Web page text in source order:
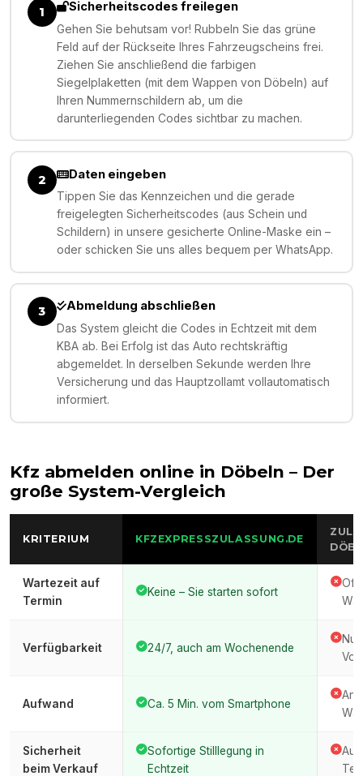
1 Sicherheitscodes freilegen
Gehen Sie behutsam vor! Rubbeln Sie das grüne
Feld auf der Rückseite Ihres Fahrzeugscheins frei.
Ziehen Sie anschließend die farbigen
Siegelplaketten (mit dem Wappen von Döbeln) auf
Ihren Nummernschildern ab, um die
darunterliegenden Codes sichtbar zu machen.
2 Daten eingeben
Tippen Sie das Kennzeichen und die gerade
freigelegten Sicherheitscodes (aus Schein und
Schildern) in unsere gesicherte Online-Maske ein –
oder schicken Sie uns alles bequem per WhatsApp.
3 Abmeldung abschließen
Das System gleicht die Codes in Echtzeit mit dem
KBA ab. Bei Erfolg ist das Auto rechtskräftig
abgemeldet. In derselben Sekunde werden Ihre
Versicherung und das Hauptzollamt vollautomatisch
informiert.
Kfz abmelden online in Döbeln – Der
große System-Vergleich
KRITERIUM KFZEXPRESSZULASSUNG.DE
Wartezeit auf
Termin
Keine – Sie starten sofort
Oft
Verfügbarkeit 24/7, auch am Wochenende
Aufwand Ca. 5 Min. vom Smartphone
Sicherheit
beim Verkauf
Sofortige Stilllegung in
Echtzeit